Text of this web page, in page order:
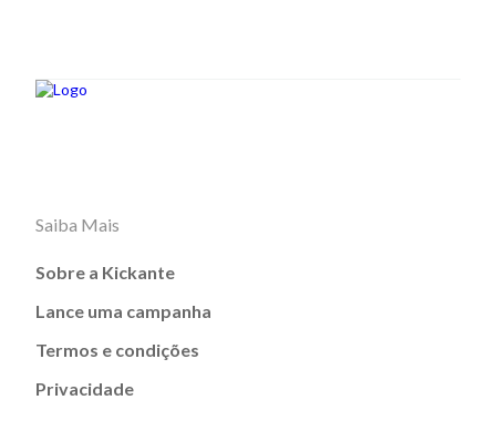
Saiba Mais
Sobre a Kickante
Lance uma campanha
Termos e condições
Privacidade